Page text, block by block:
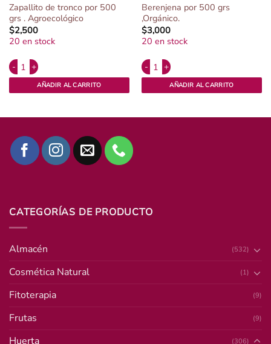
Zapallito de tronco por 500
grs . Agroecológico
$2,500
20 en stock
Zapallito de tronco por 500 grs . Agroecológico cantidad
AÑADIR AL CARRITO
Berenjena por 500 grs
,Orgánico.
$3,000
20 en stock
Berenjena por 500 grs ,Orgánico.
AÑADIR AL CARRITO
CATEGORÍAS DE PRODUCTO
Almacén (532)
Cosmética Natural (1)
Fitoterapia (9)
Frutas (9)
Huerta (306)